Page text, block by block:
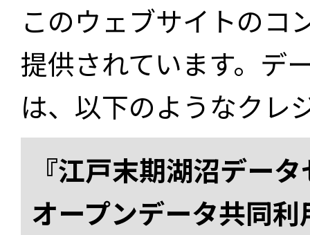
このウェブサイトのコ
提供されています。デ
は、以下のようなクレ
『江戸末期湖沼デー
オープンデータ共同